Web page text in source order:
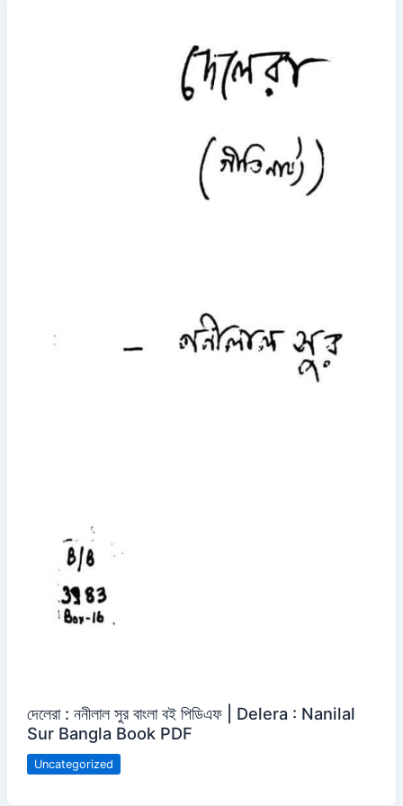
দেলেরা : ননীলাল সুর বাংলা বই পিডিএফ | Delera : Nanilal
Sur Bangla Book PDF
Uncategorized